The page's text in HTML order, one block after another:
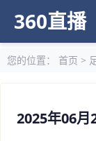
360直播
您的位置： 首页 >
2025年06月